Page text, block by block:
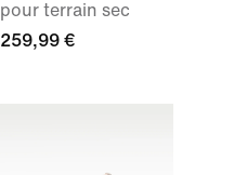
pour terrain sec
259,99 €